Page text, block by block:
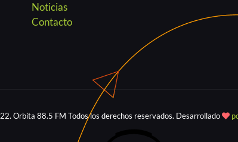
Noticias
Contacto
Orbita 88.5 FM Todos los derechos reservados. Desarrollado